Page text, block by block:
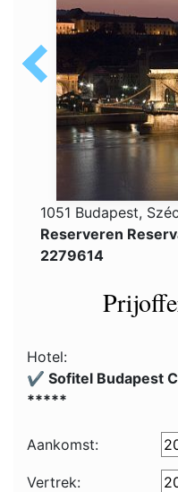
1051 Budapest,
Reserveren
2279614
Hotel:
✔️ Sofitel Budapest
*****
Aankomst:
Vertrek: